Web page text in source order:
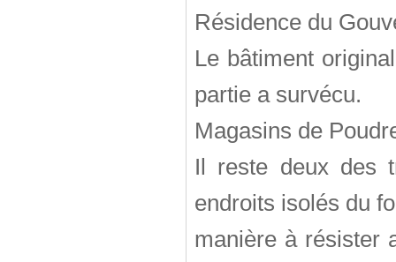
Résidence du
Le bâtiment
partie a survécu.
Magasins de
Il reste deux des
endroits isolés du
manière à résister